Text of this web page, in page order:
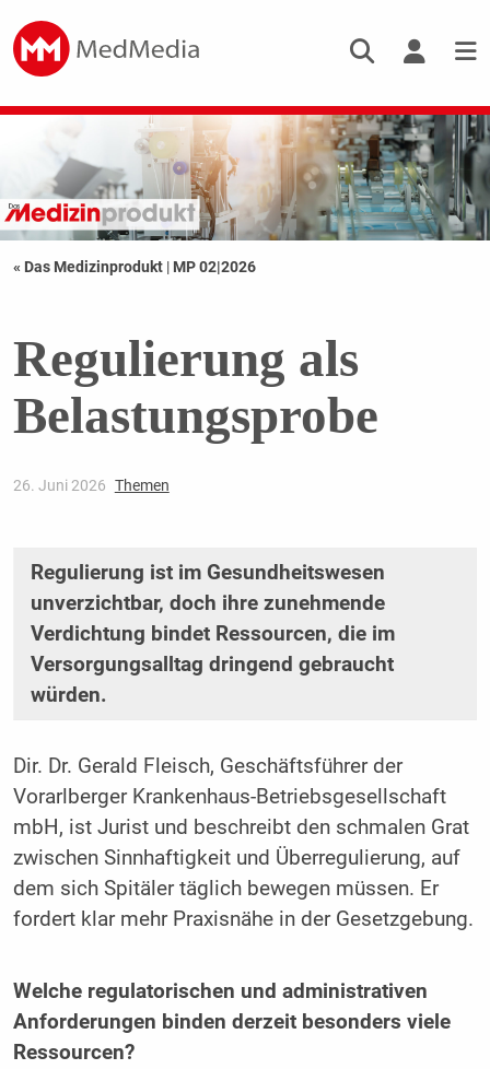
« Das Medizinprodukt | MP 02|2026
Regulierung als
Belastungsprobe
26. Juni 2026 Themen
Regulierung ist im Gesundheitswesen
unverzichtbar, doch ihre zunehmende
Verdichtung bindet Ressourcen, die im
Versorgungsalltag dringend gebraucht
würden.
Dir. Dr. Gerald Fleisch, Geschäftsführer der
Vorarlberger Krankenhaus-Betriebsgesellschaft
mbH, ist Jurist und beschreibt den schmalen Grat
zwischen Sinnhaftigkeit und Überregulierung, auf
dem sich Spitäler täglich bewegen müssen. Er
fordert klar mehr Praxisnähe in der Gesetzgebung.
Welche regulatorischen und administrativen
Anforderungen binden derzeit besonders viele
Ressourcen?